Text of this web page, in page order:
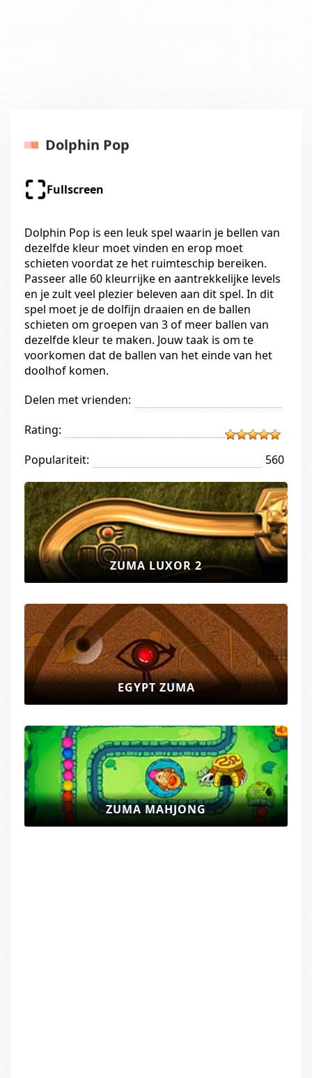
Dolphin Pop
Fullscreen
Dolphin Pop is een leuk spel waarin je bellen van
dezelfde kleur moet vinden en erop moet
schieten voordat ze het ruimteschip bereiken.
Passeer alle 60 kleurrijke en aantrekkelijke levels
en je zult veel plezier beleven aan dit spel. In dit
spel moet je de dolfijn draaien en de ballen
schieten om groepen van 3 of meer ballen van
dezelfde kleur te maken. Jouw taak is om te
voorkomen dat de ballen van het einde van het
doolhof komen.
Delen met vrienden:
Rating:
Populariteit:
560
ZUMA LUXOR 2
EGYPT ZUMA
ZUMA MAHJONG